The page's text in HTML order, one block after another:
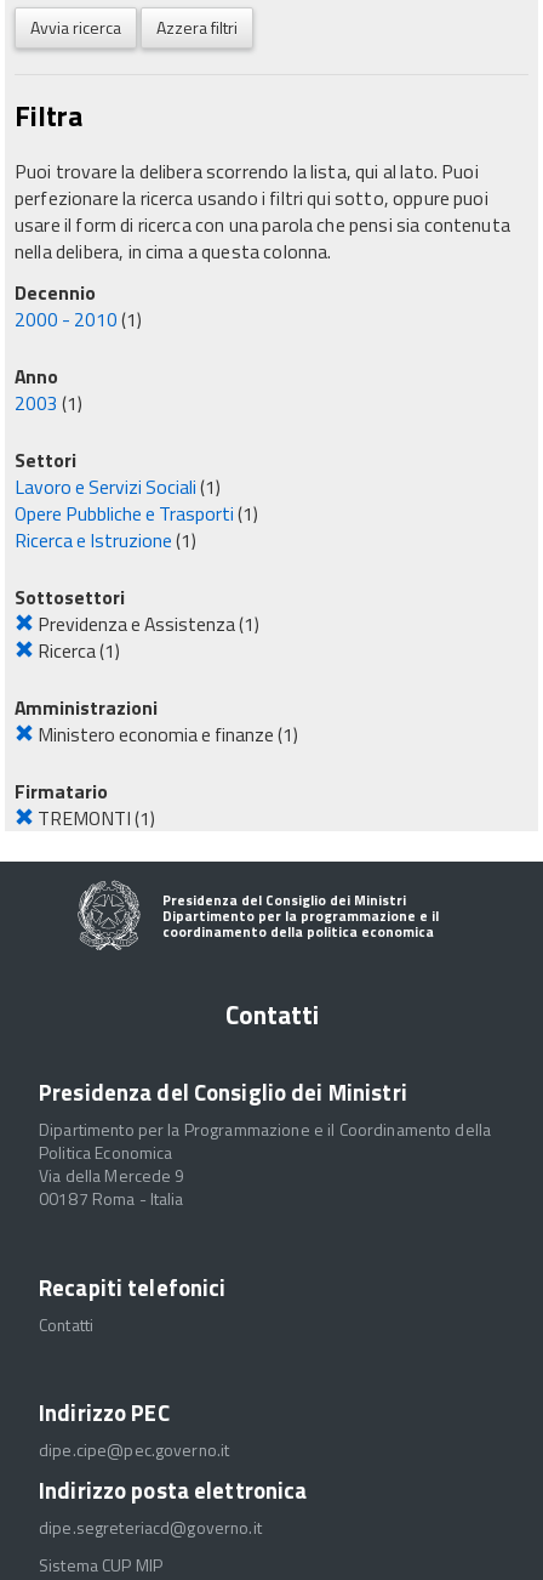
Avvia ricerca Azzera filtri
Filtra
Puoi trovare la delibera scorrendo la lista, qui al lato. Puoi
perfezionare la ricerca usando i filtri qui sotto, oppure puoi
usare il form di ricerca con una parola che pensi sia contenuta
nella delibera, in cima a questa colonna.
Decennio
2000 - 2010(1)
Anno
2003 (1)
Settori
Lavoro e Servizi Sociali(1)
Opere Pubbliche e Trasporti(1)
Ricerca e Istruzione(1)
Sottosettori
Previdenza e Assistenza(1)
Ricerca(1)
Amministrazioni
Ministero economia e finanze(1)
Firmatario
TREMONTI(1)
Presidenza del Consiglio dei Ministri
Dipartimento per la programmazione e il
coordinamento della politica economica
Contatti
Presidenza del Consiglio dei Ministri
Dipartimento per la Programmazione e il Coordinamento della
Politica Economica
Via della Mercede 9
00187 Roma - Italia
Recapiti telefonici
Contatti
Indirizzo PEC
dipe.cipe@pec.governo.it
Indirizzo posta elettronica
dipe.segreteriacd@governo.it
Sistema CUP MIP